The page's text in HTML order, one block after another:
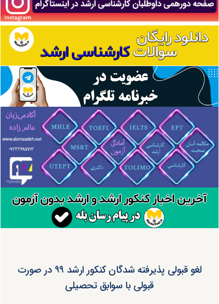
لغو قبولی پذیرفته شدگان کنکور ارشد ۹۹ در صورت
قبولی با سوابق تحصیلی